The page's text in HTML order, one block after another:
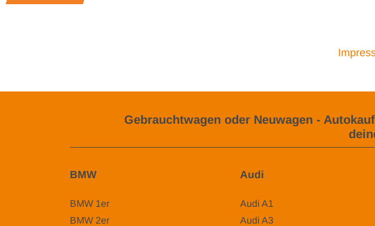
Gebrauchtwagen oder Neuwagen -
BMW
BMW 1er
BMW 2er
Audi
Audi A1
Audi A3